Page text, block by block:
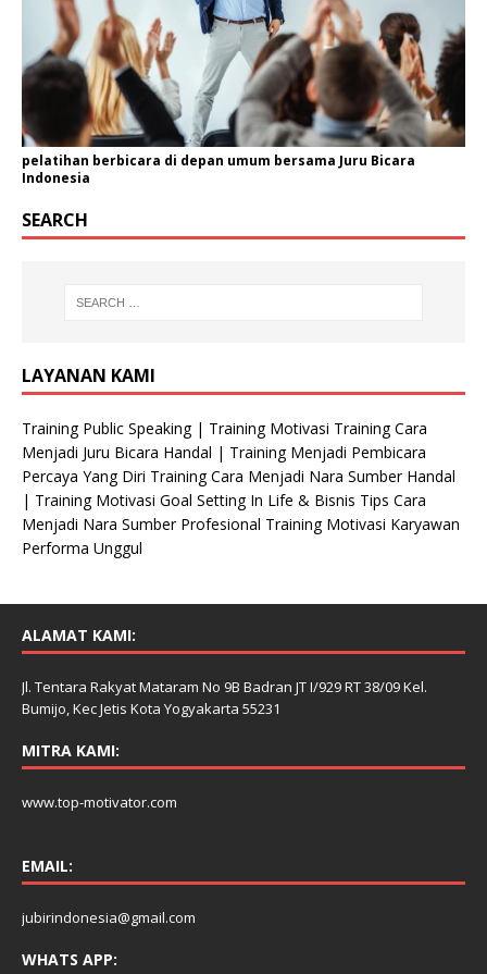
pelatihan berbicara di depan umum bersama Juru Bicara
Indonesia
SEARCH
LAYANAN KAMI
Training Public Speaking | Training Motivasi Training Cara
Menjadi Juru Bicara Handal | Training Menjadi Pembicara
Percaya Yang Diri Training Cara Menjadi Nara Sumber Handal
| Training Motivasi Goal Setting In Life & Bisnis Tips Cara
Menjadi Nara Sumber Profesional Training Motivasi Karyawan
Performa Unggul
ALAMAT KAMI:
Jl. Tentara Rakyat Mataram No 9B Badran JT I/929 RT 38/09 Kel.
Bumijo, Kec Jetis Kota Yogyakarta 55231
MITRA KAMI:
www.top-motivator.com
EMAIL:
jubirindonesia@gmail.com
WHATS APP: